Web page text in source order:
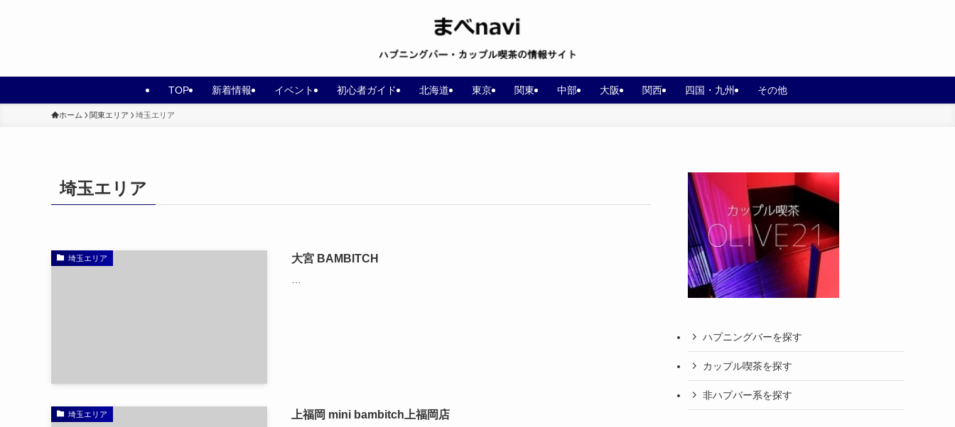
TOP 新着情報 イベント 初心者ガイド 北海道 東京 関東 中部 大阪 関西 四国・九州 その他
ホーム 関東エリア 埼玉エリア
埼玉エリア
埼玉エリア 大宮 BAMBITCH
埼玉エリア 上福岡 mini bambitch上福岡店
ハプニングバーを探す
カップル喫茶を探す
非ハプバー系を探す